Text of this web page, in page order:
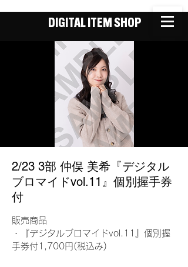
DIGITAL ITEM SHOP
2/23 3部 仲俣 美希『デジタル
ブロマイドvol.11』個別握手券
付
販売商品
・『デジタルブロマイドvol.11』個別握
手券付1,700円(税込み)